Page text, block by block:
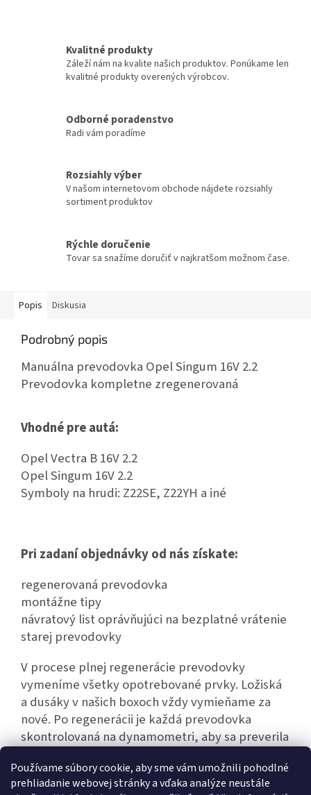
Používame súbory cookie, aby sme vám umožnili pohodlné
prehliadanie webovej stránky a vďaka analýze neustále
Kvalitné produkty
Záleží nám na kvalite našich produktov. Ponúkame len
kvalitné produkty overených výrobcov.
Odborné poradenstvo
Radi vám poradíme
Rozsiahly výber
V našom internetovom obchode nájdete rozsiahly
sortiment produktov
Rýchle doručenie
Tovar sa snažíme doručiť v najkratšom možnom čase.
Popis Diskusia
Podrobný popis
Manuálna prevodovka Opel Singum 16V 2.2
Prevodovka kompletne zregenerovaná
Vhodné pre autá:
Opel Vectra B 16V 2.2
Opel Singum 16V 2.2
Symboly na hrudi: Z22SE, Z22YH a iné
Pri zadaní objednávky od nás získate:
regenerovaná prevodovka
montážne tipy
návratový list oprávňujúci na bezplatné vrátenie
starej prevodovky
V procese plnej regenerácie prevodovky
vymeníme všetky opotrebované prvky. Ložiská
a dusáky v našich boxoch vždy vymieňame za
nové. Po regenerácii je každá prevodovka
skontrolovaná na dynamometri, aby sa preverila